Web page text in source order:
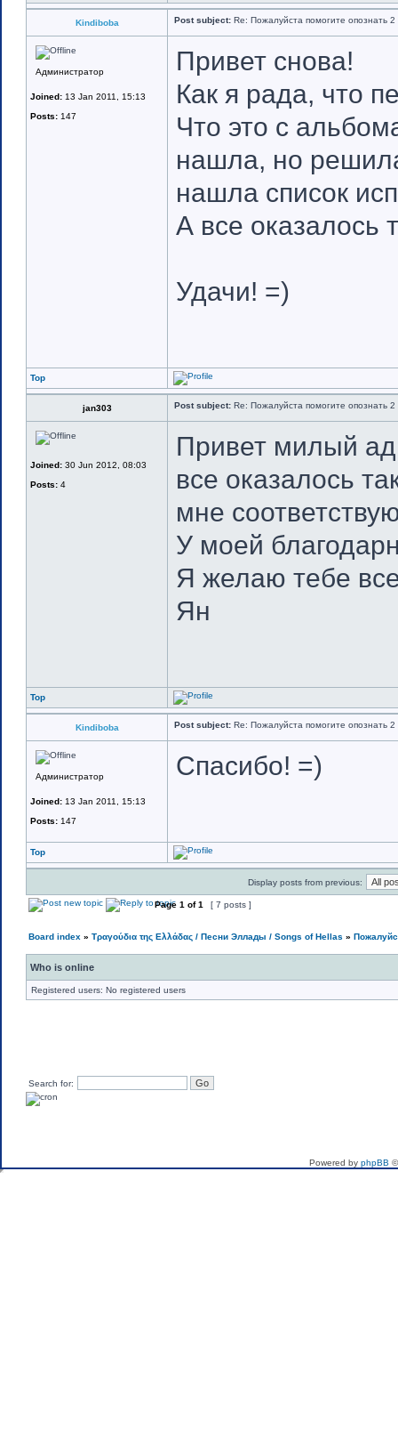
Kindiboba Post subject: Re: Пожалуйста помогите опознать 2
Администратор
Joined: 13 Jan 2011, 15:13
Posts: 147
Привет снова!
Как я рада, что
Что это с
нашла, но
нашла список
А все оказалось
Удачи! =)
Top
jan303 Post subject: Re: Пожалуйста помогите опознать 2
Joined: 30 Jun 2012, 08:03
Posts: 4
Привет милый
все оказалось
мне
У моей
Я желаю тебе
Ян
Top
Kindiboba Post subject: Re: Пожалуйста помогите опознать 2
Администратор
Joined: 13 Jan 2011, 15:13
Posts: 147
Спасибо! =)
Top
Display posts from previous:
Page 1 of1 [ 7 posts ]
Board index » Τραγούδια της Ελλάδας / Песни Эллады / Songs of Hellas »
Who is online
Registered users: No registered users
Search for:
Powered by phpBB